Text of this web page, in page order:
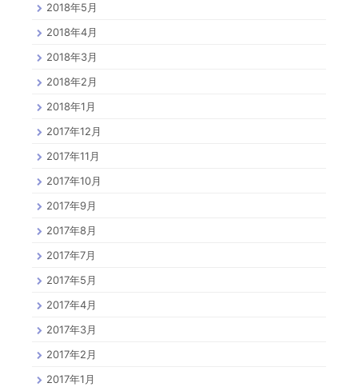
2018年5月
2018年4月
2018年3月
2018年2月
2018年1月
2017年12月
2017年11月
2017年10月
2017年9月
2017年8月
2017年7月
2017年5月
2017年4月
2017年3月
2017年2月
2017年1月